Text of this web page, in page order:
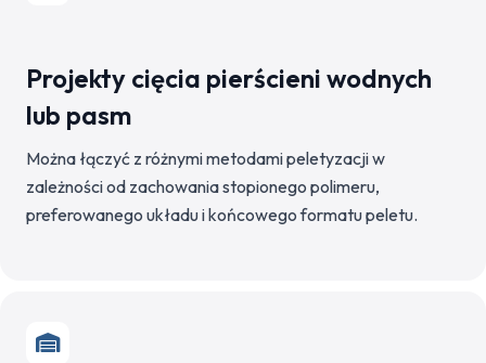
Projekty cięcia pierścieni wodnych
lub pasm
Można łączyć z różnymi metodami peletyzacji w
zależności od zachowania stopionego polimeru,
preferowanego układu i końcowego formatu peletu.